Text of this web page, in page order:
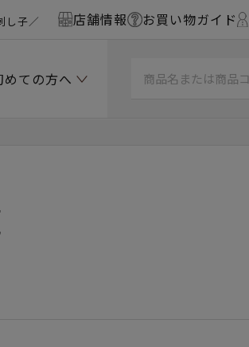
し子／ 店舗情報 お買い物ガイド
めての方へ